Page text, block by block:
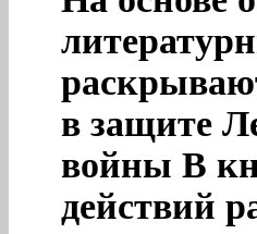
в защите
войны В
действий